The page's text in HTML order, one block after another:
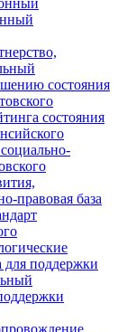
состояния
состояния
правовая база
для поддержки